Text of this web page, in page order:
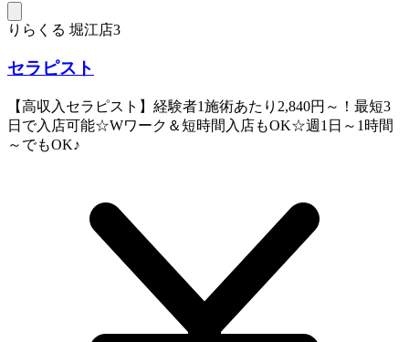
りらくる 堀江店3
セラピスト
【高収入セラピスト】経験者1施術あたり2,840円～！最短3
日で入店可能☆Wワーク＆短時間入店もOK☆週1日～1時間
～でもOK♪